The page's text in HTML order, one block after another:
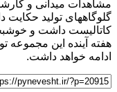
گلوگاههای تولید حکایت
کاتالیست داشت و
هفته آینده این مجموعه
ادامه خواهد داشت.